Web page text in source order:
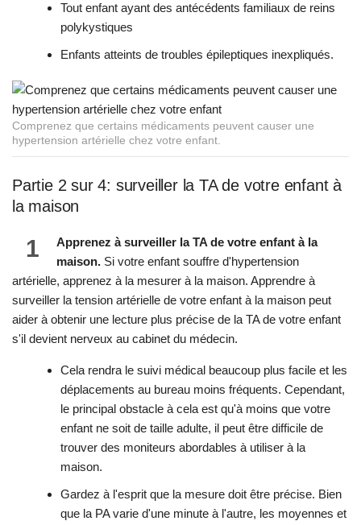
Tout enfant ayant des antécédents familiaux de reins
polykystiques
Enfants atteints de troubles épileptiques inexpliqués.
Comprenez que certains médicaments peuvent causer une
hypertension artérielle chez votre enfant.
Partie 2 sur 4: surveiller la TA de votre enfant à
la maison
1
Apprenez à surveiller la TA de votre enfant à la
maison. Si votre enfant souffre d'hypertension
artérielle, apprenez à la mesurer à la maison. Apprendre à
surveiller la tension artérielle de votre enfant à la maison peut
aider à obtenir une lecture plus précise de la TA de votre enfant
s'il devient nerveux au cabinet du médecin.
Cela rendra le suivi médical beaucoup plus facile et les
déplacements au bureau moins fréquents. Cependant,
le principal obstacle à cela est qu'à moins que votre
enfant ne soit de taille adulte, il peut être difficile de
trouver des moniteurs abordables à utiliser à la
maison.
Gardez à l'esprit que la mesure doit être précise. Bien
que la PA varie d'une minute à l'autre, les moyennes et